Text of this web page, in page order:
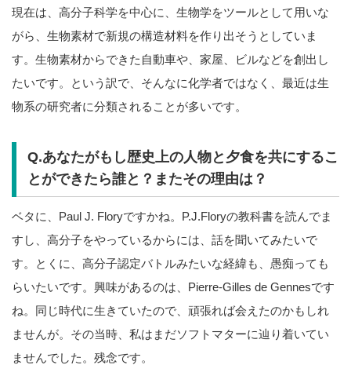
現在は、高分子科学を中心に、生物学をツールとして用いな
がら、生物素材で新規の構造材料を作り出そうとしていま
す。生物素材からできた自動車や、家屋、ビルなどを創出し
たいです。という訳で、そんなに化学者ではなく、最近は生
物系の研究者に分類されることが多いです。
Q.あなたがもし歴史上の人物と夕食を共にするこ
とができたら誰と？またその理由は？
ベタに、Paul J. Floryですかね。P.J.Floryの教科書を読んでま
すし、高分子をやっているからには、話を聞いてみたいで
す。とくに、高分子認定バトルみたいな経緯も、愚痴っても
らいたいです。興味があるのは、Pierre-Gilles de Gennesです
ね。同じ時代に生きていたので、頑張れば会えたのかもしれ
ませんが。その当時、私はまだソフトマターに辿り着いてい
ませんでした。残念です。